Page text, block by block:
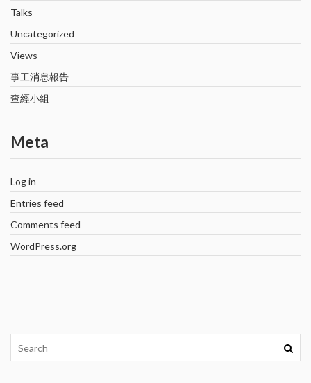
Talks
Uncategorized
Views
事工消息報告
查經小組
Meta
Log in
Entries feed
Comments feed
WordPress.org